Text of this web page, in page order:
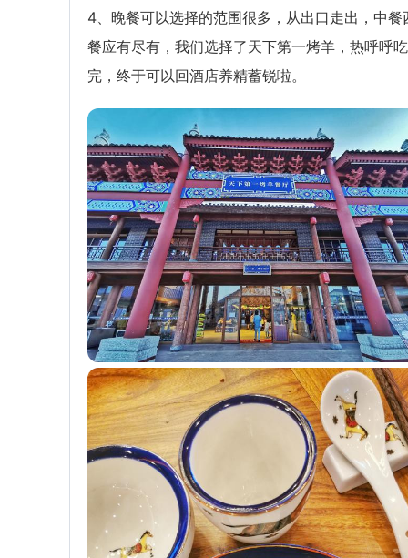
4、晚餐可以选择的范围很多，从出口走出，中餐
餐应有尽有，我们选择了天下第一烤羊，热呼呼吃
完，终于可以回酒店养精蓄锐啦。